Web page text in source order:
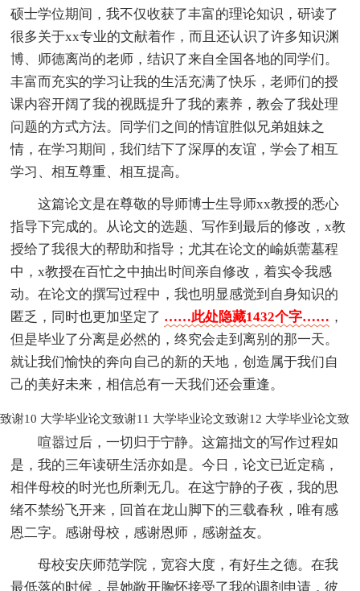
硕士学位期间，我不仅收获了丰富的理论知识，研读了
很多关于xx专业的文献着作，而且还认识了许多知识渊
博、师德离尚的老师，结识了来自全国各地的同学们。
丰富而充实的学习让我的生活充满了快乐，老师们的授
课内容开阔了我的视既提升了我的素养，教会了我处理
问题的方式方法。同学们之间的情谊胜似兄弟姐妹之
情，在学习期间，我们结下了深厚的友谊，学会了相互
学习、相互尊重、相互提高。
这篇论文是在尊敬的导师博士生导师xx教授的悉心
指导下完成的。从论文的选题、写作到最后的修改，x教
授给了我很大的帮助和指导；尤其在论文的崳娦薷墓程
中，x教授在百忙之中抽出时间亲自修改，着实令我感
动。在论文的撰写过程中，我也明显感觉到自身知识的
匿乏，同时也更加坚定了 ……此处隐藏1432个字…… ，
但是毕业了分离是必然的，终究会走到离别的那一天。
就让我们愉快的奔向自己的新的天地，创造属于我们自
己的美好未来，相信总有一天我们还会重逢。
致谢10
喧嚣过后，一切归于宁静。这篇拙文的写作过程如
是，我的三年读研生活亦如是。今日，论文已近定稿，
相伴母校的时光也所剩无几。在这宁静的子夜，我的思
绪不禁纷飞开来，回首在龙山脚下的三载春秋，唯有感
恩二字。感谢母校，感谢恩师，感谢益友。
母校安庆师范学院，宽容大度，有好生之德。在我
最低落的时候，是她敞开胸怀接受了我的调剂申请，彼
大学毕业论文致谢11 大学毕业论文致谢12 大学毕业论文致